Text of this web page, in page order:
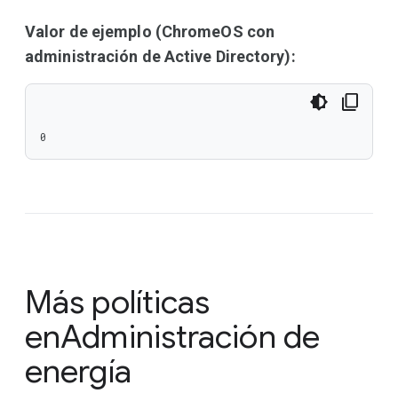
Valor de ejemplo (ChromeOS con
administración de Active Directory):
0
Más políticas
enAdministración de
energía